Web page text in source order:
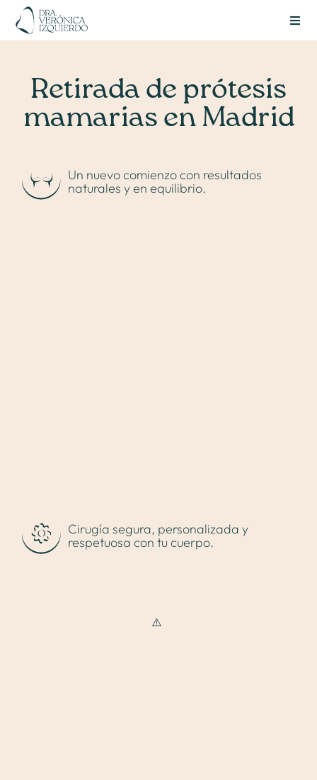
content
Medicina estética
Retirada de prótesis
mamarias en Madrid
Un nuevo comienzo con resultados
naturales y en equilibrio.
Cirugía segura, personalizada y
respetuosa con tu cuerpo.